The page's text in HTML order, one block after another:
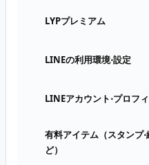
LYPプレミアム
LINEの利用環境⋅設定
LINEアカウント⋅プロフ
有料アイテム（スタンプ
ど）